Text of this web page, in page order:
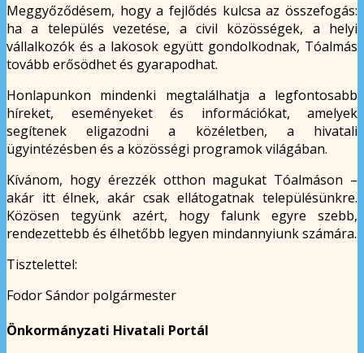
Meggyőződésem, hogy a fejlődés kulcsa az összefogás:
ha a település vezetése, a civil közösségek, a helyi
vállalkozók és a lakosok együtt gondolkodnak, Tóalmás
tovább erősödhet és gyarapodhat.
Honlapunkon mindenki megtalálhatja a legfontosabb
híreket, eseményeket és információkat, amelyek
segítenek eligazodni a közéletben, a hivatali
ügyintézésben és a közösségi programok világában.
Kívánom, hogy érezzék otthon magukat Tóalmáson –
akár itt élnek, akár csak ellátogatnak településünkre.
Közösen tegyünk azért, hogy falunk egyre szebb,
rendezettebb és élhetőbb legyen mindannyiunk számára.
Tisztelettel:
Fodor Sándor polgármester
Önkormányzati Hivatali Portál